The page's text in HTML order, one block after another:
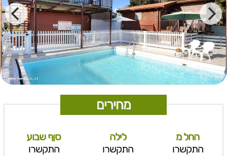
מחירים
החל מ
התקשרו
לילה
התקשרו
סןף שבוע
התקשרו